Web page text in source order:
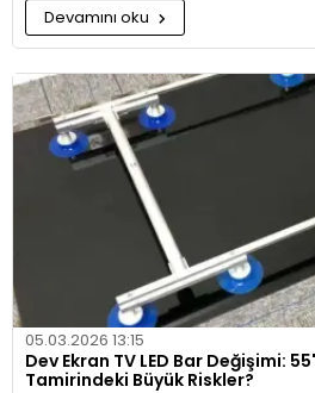
Devamını oku
05.03.2026 13:15
Dev Ekran TV LED Bar Değişimi:
Tamirindeki Büyük Riskler?